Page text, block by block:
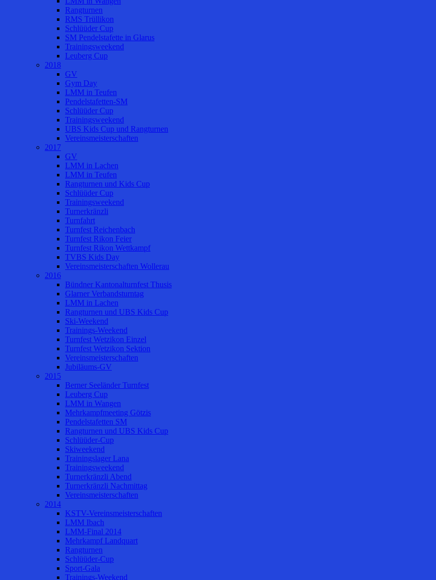
Rangturnen
RMS Trüllikon
Schlüüder Cup
SM Pendelstafette in Glarus
Trainingsweekend
Leuberg Cup
2018
GV
Gym Day
LMM in Teufen
Pendelstafetten-SM
Schlüüder Cup
Trainingsweekend
UBS Kids Cup und Rangturnen
Vereinsmeisterschaften
2017
GV
LMM in Lachen
LMM in Teufen
Rangturnen und Kids Cup
Schlüüder Cup
Trainingsweekend
Turnerkränzli
Turnfahrt
Turnfest Reichenbach
Turnfest Rikon Feier
Turnfest Rikon Wettkampf
TVBS Kids Day
Vereinsmeisterschaften Wollerau
2016
Bündner Kantonalturnfest Thusis
Glarner Verbandsturntag
LMM in Lachen
Rangturnen und UBS Kids Cup
Ski-Weekend
Trainings-Weekend
Turnfest Wetzikon Einzel
Turnfest Wetzikon Sektion
Vereinsmeisterschaften
Jubiläums-GV
2015
Berner Seeländer Turnfest
Leuberg Cup
LMM in Wangen
Mehrkampfmeeting Götzis
Pendelstafetten SM
Rangturnen und UBS Kids Cup
Schlüüder-Cup
Skiweekend
Trainingslager Lana
Trainingsweekend
Turnerkränzli Abend
Turnerkränzli Nachmittag
Vereinsmeisterschaften
2014
KSTV-Vereinsmeisterschaften
LMM Ibach
LMM-Final 2014
Mehrkampf Landquart
Rangturnen
Schlüüder-Cup
Sport-Gala
Trainings-Weekend